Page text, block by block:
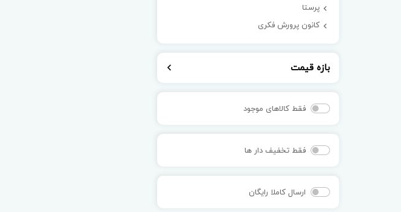
پرستا
کانون پرورش فکری
بازه قیمت
فقط کالاهای موجود
فقط تخفیف دار ها
ارسال کاملا رایگان